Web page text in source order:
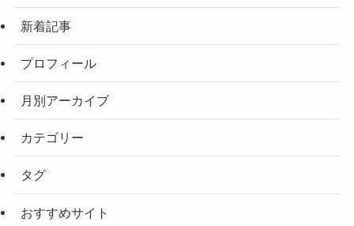
新着記事
プロフィール
月別アーカイブ
カテゴリー
タグ
おすすめサイト